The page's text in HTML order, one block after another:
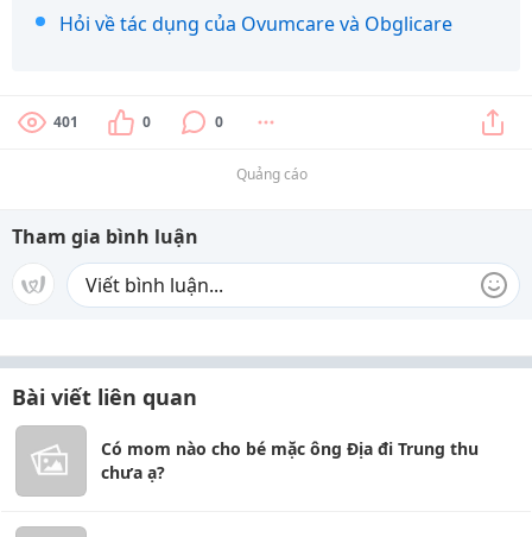
Hỏi về tác dụng của Ovumcare và Obglicare
401 0 0
Quảng cáo
Tham gia bình luận
Bài viết liên quan
Có mom nào cho bé mặc ông Địa đi Trung thu
chưa ạ?